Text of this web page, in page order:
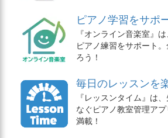
ピアノ学習をサポ
『オンライン音楽室』
ピアノ練習をサポート
ろう！
毎日のレッスンを
『レッスンタイム』は
なぐピアノ教室管理ア
満載！